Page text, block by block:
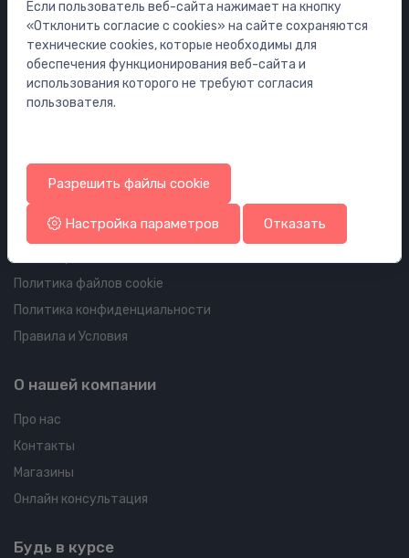
Мебель
Инсталляции
Сифоны
Водостоки для пола и ванной
Информация об аккаунте и доставке
Ваш аккаунт
Ваши заказы
Политика файлов cookie
Политика конфиденциальности
Правила и Условия
О нашей компании
Про нас
Контакты
Магазины
Онлайн консультация
Будь в курсе
Если пользователь веб-сайта нажимает на кнопку
«Отклонить согласие с cookies» на сайте сохраняются
технические cookies, которые необходимы для
обеспечения функционирования веб-сайта и
использования которого не требуют согласия
пользователя.
Разрешить файлы cookie
Настройка параметров Отказать